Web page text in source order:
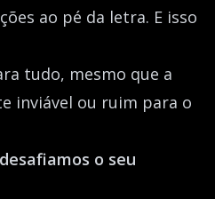
ao pé da letra. E isso
tudo, mesmo que a
inviável ou ruim para o
o seu